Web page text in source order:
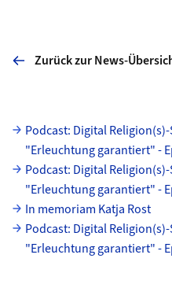
Zurück zur News-
Unterseiten
Podcast: Digital
"Erleuchtung garantiert" -
Podcast: Digital
"Erleuchtung garantiert" -
In memoriam Katja Rost
Podcast: Digital
"Erleuchtung garantiert" -